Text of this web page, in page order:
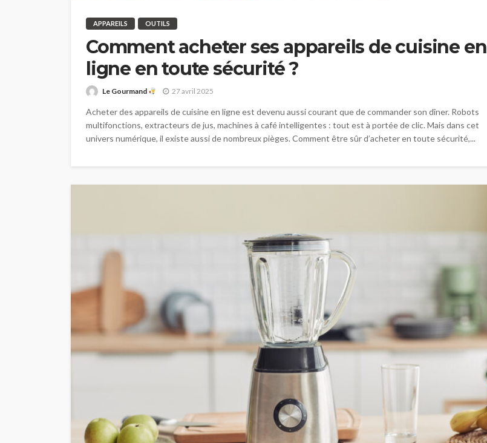
APPAREILS OUTILS
Comment acheter ses appareils de cuisine en
ligne en toute sécurité ?
Le Gourmand 27 avril 2025
Acheter des appareils de cuisine en ligne est devenu aussi courant que de commander son dîner. Robots
multifonctions, extracteurs de jus, machines à café intelligentes : tout est à portée de clic. Mais dans cet
univers numérique, il existe aussi de nombreux pièges. Comment être sûr d’acheter en toute sécurité,...